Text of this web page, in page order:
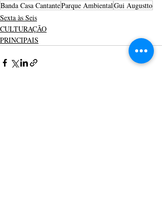
Banda Casa CantanteParque AmbientalGui Augustto
Sexta às Seis
CULTURAÇÃO
PRINCIPAIS